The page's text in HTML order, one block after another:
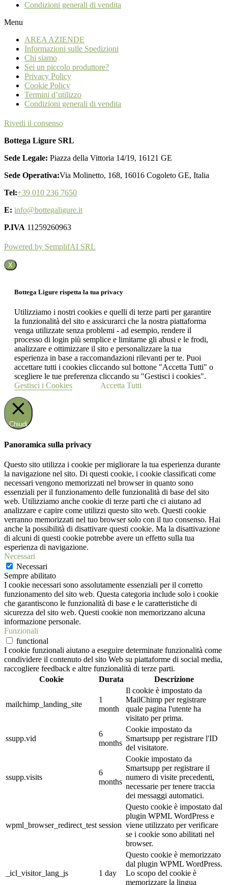
Condizioni generali di vendita
Menu
AREA AZIENDE
Informazioni sulle Spedizioni
Chi siamo
Sei un piccolo produttore?
Privacy Policy
Cookie Policy
Termini d’utilizzo
Condizioni generali di vendita
Rivedi il consenso
Bottega Ligure SRL
Sede Legale: Piazza della Vittoria 14/19, 16121 GE
Sede Operativa:Via Molinetto, 168, 16016 Cogoleto GE, Italia
Tel:+39 010 236 7650
E: info@bottegaligure.it
P.IVA 11259260963
Powered by SemplifAI SRL
X
Bottega Ligure rispetta la tua privacy
Utilizziamo i nostri cookies e quelli di terze parti per garantire
la funzionalità del sito e assicurarci che la nostra piattaforma
venga utilizzate senza problemi - ad esempio, rendere il
processo di login più semplice e limitarne gli abusi e le frodi,
analizzare e ottimizzare il sito e personalizzare la tua
esperienza in base a raccomandazioni rilevanti per te. Puoi
accettare tutti i cookies cliccando sul bottone "Accetta Tutti" o
scegliere le tue preferenza cliccando su "Gestisci i cookies".
Gestisci i Cookies
Accetta Tutti
Chiudi
Panoramica sulla privacy
Questo sito utilizza i cookie per migliorare la tua esperienza durante
la navigazione nel sito. Di questi cookie, i cookie classificati come
necessari vengono memorizzati nel browser in quanto sono
essenziali per il funzionamento delle funzionalità di base del sito
web. Utilizziamo anche cookie di terze parti che ci aiutano ad
analizzare e capire come utilizzi questo sito web. Questi cookie
verranno memorizzati nel tuo browser solo con il tuo consenso. Hai
anche la possibilità di disattivare questi cookie. Ma la disattivazione
di alcuni di questi cookie potrebbe avere un effetto sulla tua
esperienza di navigazione.
Necessari
Necessari
Sempre abilitato
I cookie necessari sono assolutamente essenziali per il corretto
funzionamento del sito web. Questa categoria include solo i cookie
che garantiscono le funzionalità di base e le caratteristiche di
sicurezza del sito web. Questi cookie non memorizzano alcuna
informazione personale.
Funzionali
functional
I cookie funzionali aiutano a eseguire determinate funzionalità come
condividere il contenuto del sito Web su piattaforme di social media,
raccogliere feedback e altre funzionalità di terze parti.
Cookie
Durata Descrizione
mailchimp_landing_site
1
month
Il cookie è impostato da
MailChimp per registrare
quale pagina l'utente ha
visitato per prima.
ssupp.vid
6
months
Cookie impostato da
Smartsupp per registrare l'ID
del visitatore.
ssupp.visits
6
months
Cookie impostato da
Smartsupp per registrare il
numero di visite precedenti,
necessarie per tenere traccia
dei messaggi automatici.
wpml_browser_redirect_test session
Questo cookie è impostato dal
plugin WPML WordPress e
viene utilizzato per verificare
se i cookie sono abilitati nel
browser.
_icl_visitor_lang_js 1 day
Questo cookie è memorizzato
dal plugin WPML WordPress.
Lo scopo del cookie è
memorizzare la lingua